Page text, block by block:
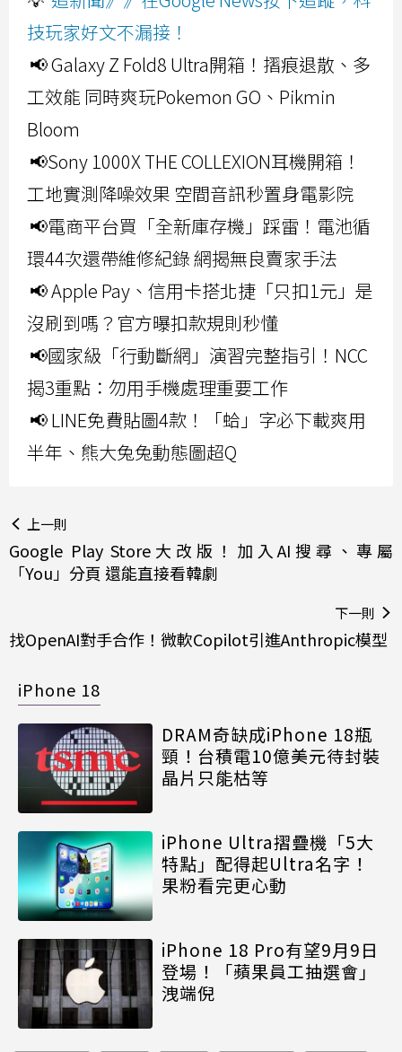
技玩家好文不漏接！
📢 Galaxy Z Fold8 Ultra開箱！摺痕退散、多
工效能 同時爽玩Pokemon GO、Pikmin
Bloom
📢Sony 1000X THE COLLEXION耳機開箱！
工地實測降噪效果 空間音訊秒置身電影院
📢電商平台買「全新庫存機」踩雷！電池循
環44次還帶維修紀錄 網揭無良賣家手法
📢 Apple Pay、信用卡搭北捷「只扣1元」是
沒刷到嗎？官方曝扣款規則秒懂
📢國家級「行動斷網」演習完整指引！NCC
揭3重點：勿用手機處理重要工作
📢 LINE免費貼圖4款！「蛤」字必下載爽用
半年、熊大兔兔動態圖超Q
上一則
Google Play Store大改版！加入AI搜尋、專屬
「You」分頁 還能直接看韓劇
下一則
找OpenAI對手合作！微軟Copilot引進Anthropic模型
iPhone 18
DRAM奇缺成iPhone 18瓶
頸！台積電10億美元待封裝
晶片只能枯等
iPhone Ultra摺疊機「5大
特點」配得起Ultra名字！
果粉看完更心動
iPhone 18 Pro有望9月9日
登場！「蘋果員工抽選會」
洩端倪